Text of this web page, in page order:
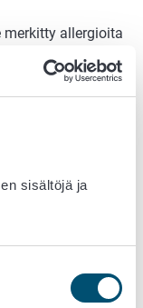
sisältöjä ja
merkitty allergioita
ja
on
toimijalla on